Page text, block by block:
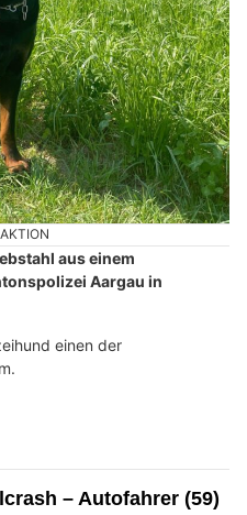
aus einem
Aargau in
einen der
– Autofahrer (59)